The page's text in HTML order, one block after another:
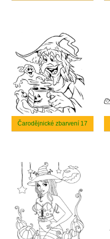
Čarodějnické zbarvení 17